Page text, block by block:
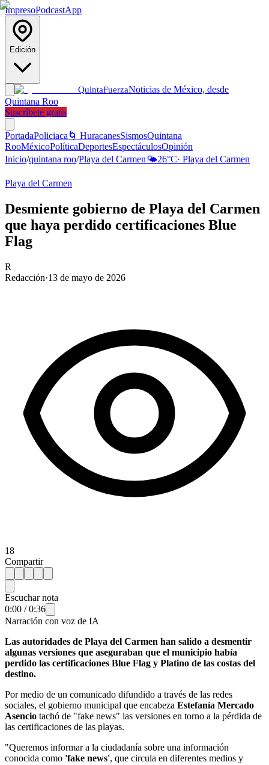
ImpresoPodcastApp
Edición
QuintaFuerzaNoticias de México, desde
Quintana Roo
Suscríbete gratis
PortadaPoliciaca 🌀 HuracanesSismosQuintana
RooMéxicoPolíticaDeportesEspectáculosOpinión
Inicio/quintana roo/Playa del Carmen🌤️26°C· Playa del Carmen
Playa del Carmen
Desmiente gobierno de Playa del Carmen
que haya perdido certificaciones Blue
Flag
R
Redacción·13 de mayo de 2026
18
Compartir
Escuchar nota
0:00 /0:36
Narración con voz de IA
Las autoridades de Playa del Carmen han salido a desmentir
algunas versiones que aseguraban que el municipio había
perdido las certificaciones Blue Flag y Platino de las costas del
destino.
Por medio de un comunicado difundido a través de las redes
sociales, el gobierno municipal que encabeza Estefanía Mercado
Asencio tachó de "fake news" las versiones en torno a la pérdida de
las certificaciones de las playas.
"Queremos informar a la ciudadanía sobre una información
conocida como 'fake news', que circula en diferentes medios y